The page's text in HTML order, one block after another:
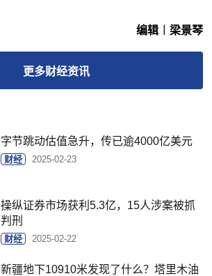
编辑︱梁景琴
更多财经资讯
字节跳动估值急升，传已逾4000亿美元
财经 2025-02-23
操纵证券市场获利5.3亿，15人涉案被抓
判刑
财经 2025-02-22
新疆地下10910米发现了什么？塔里木油